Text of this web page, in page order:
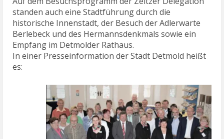
standen auch eine Stadtführung durch die
historische Innenstadt, der Besuch der Adlerwarte
Berlebeck und des Hermannsdenkmals sowie ein
Empfang im Detmolder Rathaus.
In einer Presseinformation der Stadt Detmold heißt
es: